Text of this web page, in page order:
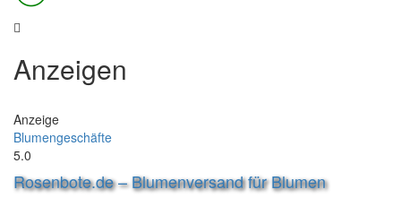
Anzeigen
Anzeige
Blumengeschäfte
5.0
Rosenbote.de – Blumenversand für Blumen